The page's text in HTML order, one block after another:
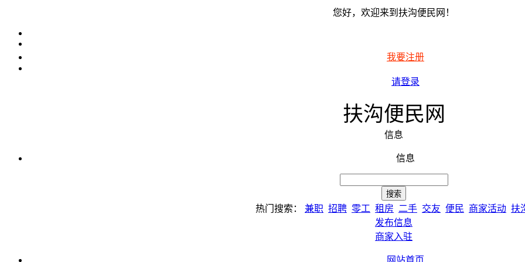
您好，欢迎来到扶沟便民网！
我要注册
请登录
扶沟便民网
信息
信息
热门搜索： 兼职 招聘 零工 租房 二手 交友 便民 商家活动 扶
发布信息
商家入驻
网站首页